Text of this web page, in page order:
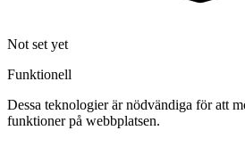
Not set yet
Funktionell
Dessa teknologier är nödvändiga för att
funktioner på webbplatsen.